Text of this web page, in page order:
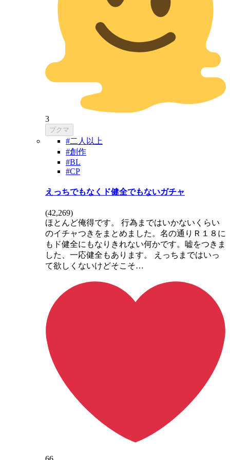
3
ブクマ
#二人以上
#創作
#BL
#CP
えっちでもなくド健全でもないガチャ
(42,269)
ほとんど俺得です。 行為まではいかないくらい
のイチャつきをまとめました。名の通りＲ１８に
もド健全にもなりきれない何かです。嘘をつきま
した、一応健全もあります。 えっちまではいっ
て欲しくないけどそこそ…